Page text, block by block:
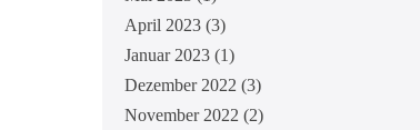
April 2023(3)
Januar 2023(1)
Dezember 2022 (3)
November 2022 (2)